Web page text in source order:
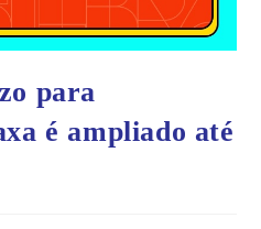
para
é ampliado até